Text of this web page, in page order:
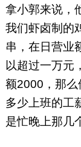
拿小郭来说，
我们虾卤制的
串，在日营业
以超过一万元
额2000，那
多少上班的工
是忙晚上那几